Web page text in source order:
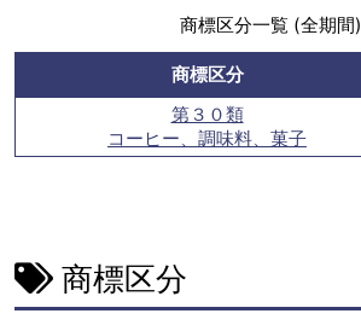
商標区分一覧 (全期間)
商標区分
第３０類
コーヒー、調味料、菓子
商標区分